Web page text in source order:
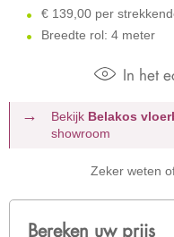
€ 139,00 per
Breedte rol: 4 meter
In het
Bekijk Belakos
showroom
Zeker weten
Bereken uw prijs